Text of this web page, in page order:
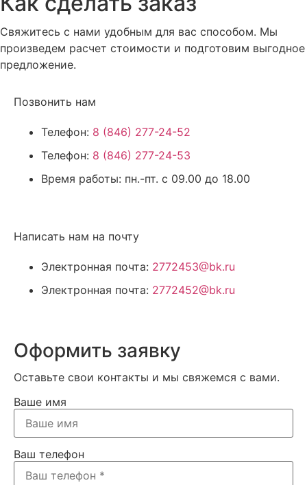
Свяжитесь с нами удобным для вас способом. Мы
произведем расчет стоимости и подготовим выгодное
предложение.
Позвонить нам
Телефон: 8 (846) 277-24-52
Телефон: 8 (846) 277-24-53
Время работы: пн.-пт. с 09.00 до 18.00
Написать нам на почту
Электронная почта: 2772453@bk.ru
Электронная почта: 2772452@bk.ru
Оформить заявку
Оставьте свои контакты и мы свяжемся с вами.
Ваше имя
Ваш телефон